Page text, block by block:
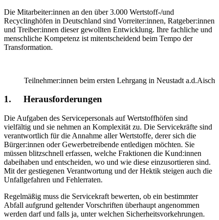
Die Mitarbeiter:innen an den über 3.000 Wertstoff-/und
Recyclinghöfen in Deutschland sind Vorreiter:innen, Ratgeber:innen
und Treiber:innen dieser gewollten Entwicklung. Ihre fachliche und
menschliche Kompetenz ist mitentscheidend beim Tempo der
Transformation.
Teilnehmer:innen beim ersten Lehrgang in Neustadt a.d.Aisch
1. Herausforderungen
Die Aufgaben des Servicepersonals auf Wertstoffhöfen sind
vielfältig und sie nehmen an Komplexität zu. Die Servicekräfte sind
verantwortlich für die Annahme aller Wertstoffe, derer sich die
Bürger:innen oder Gewerbetreibende entledigen möchten. Sie
müssen blitzschnell erfassen, welche Fraktionen die Kund:innen
dabeihaben und entscheiden, wo und wie diese einzusortieren sind.
Mit der gestiegenen Verantwortung und der Hektik steigen auch die
Unfallgefahren und Fehlerraten.
Regelmäßig muss die Servicekraft bewerten, ob ein bestimmter
Abfall aufgrund geltender Vorschriften überhaupt angenommen
werden darf und falls ja, unter welchen Sicherheitsvorkehrungen.